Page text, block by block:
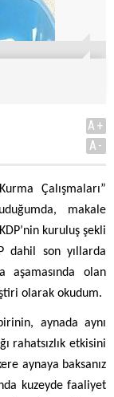
A+
A-
Çalışmaları”
makale
kuruluş şekli
dahil son yıllarda
aşamasında olan
olarak okudum.
aynada aynı
rahatsızlık etkisini
aynaya baksanız
kuzeyde faaliyet